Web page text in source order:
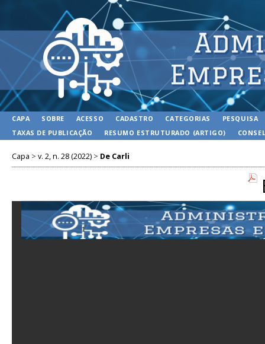
CAPA SOBRE ACESSO CADASTRO CATEGORIAS
PESQUISA
TAXAS DE PUBLICAÇÃO
RESUMO ESTRUTURADO (ARTIGO)
Capa > v. 2, n. 28 (2022) > De Carli